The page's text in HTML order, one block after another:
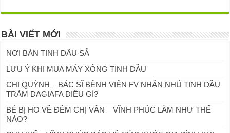
BÀI VIẾT MỚI
NƠI BÁN TINH DẦU SẢ
LƯU Ý KHI MUA MÁY XÔNG TINH DẦU
CHỊ QUỲNH – BÁC SĨ BỆNH VIỆN FV NHẮN NHỦ TINH DẦU
TRÀM DAGIAFA ĐIỀU GÌ?
BÉ BỊ HO VỀ ĐÊM CHỊ VÂN – VĨNH PHÚC LÀM NHƯ THẾ
NÀO?